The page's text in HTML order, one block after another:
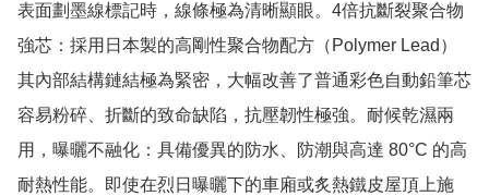
表面劃墨線標記時，線條極為清晰顯眼。4倍抗斷裂聚合物
強芯：採用日本製的高剛性聚合物配方（Polymer Lead）
其內部結構鏈結極為緊密，大幅改善了普通彩色自動鉛筆芯
容易粉碎、折斷的致命缺陷，抗壓韌性極強。耐候乾濕兩
用，曝曬不融化：具備優異的防水、防潮與高達 80°C 的高
耐熱性能。即使在烈日曝曬下的車廂或炙熱鐵皮屋頂上施